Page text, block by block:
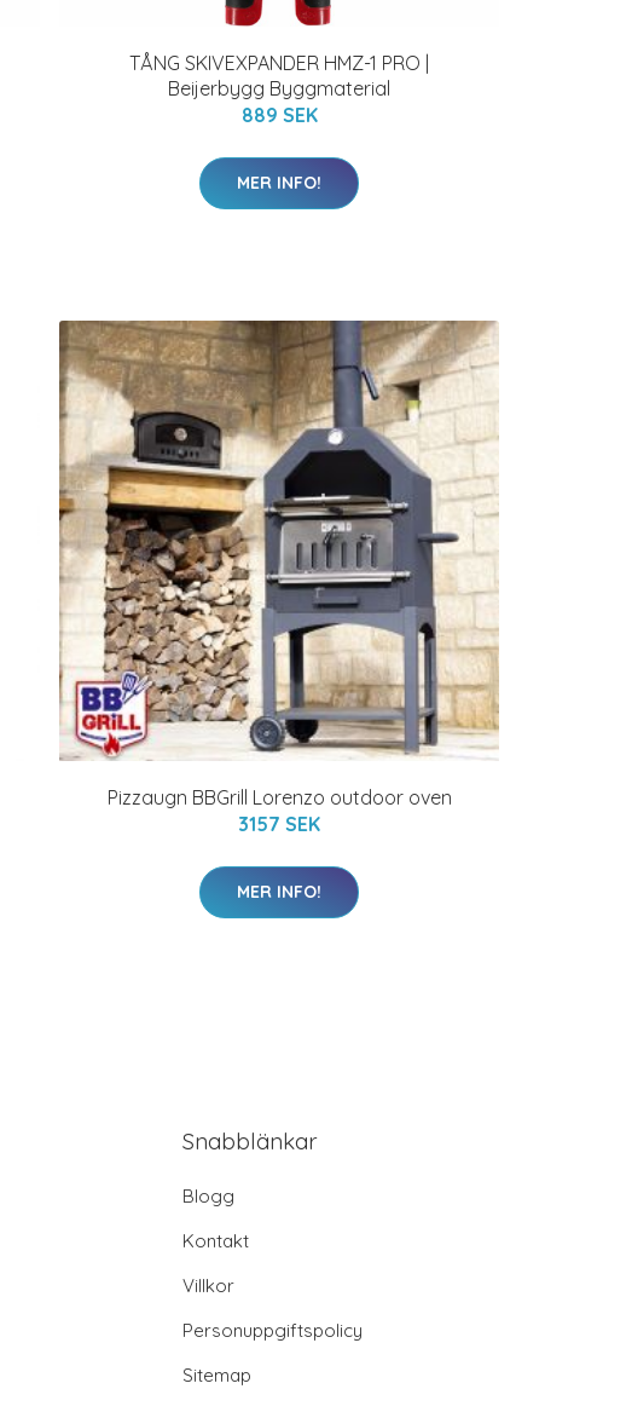
TÅNG SKIVEXPANDER HMZ-1 PRO |
Beijerbygg Byggmaterial
889 SEK
MER INFO!
Pizzaugn BBGrill Lorenzo outdoor oven
3157 SEK
MER INFO!
Snabblänkar
Blogg
Kontakt
Villkor
Personuppgiftspolicy
Sitemap